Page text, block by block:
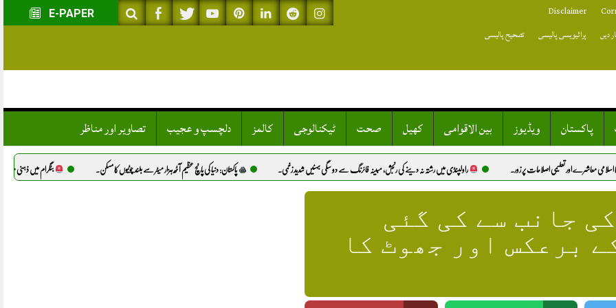
E-PAPER
Disclaimer
دیں پرائیویسی پالیسی
تصحیح پالیسی
پاکستان ویڈیوز بین الاقوامی کھیل صحت ٹیکنالوجی کالمز دلچسپ و عجیب تصاویر اور مناظر
اصلاحات پر زور. راولپنڈی میں رشتہ نہ دینے کی رنجش، مبینہ فائرنگ سے دو سگی بہنیں شدید زخمی. پاکستان: دنیا کی پانچ عظیم آٹھ ہزار میٹر سے بلند چوٹیوں کا مسکن. بٹگرام میں ذہنی معذور لڑکی سے مبینہ زیادتی، دو
جانب سے کی گئی
برعکس اور جھوٹ کا